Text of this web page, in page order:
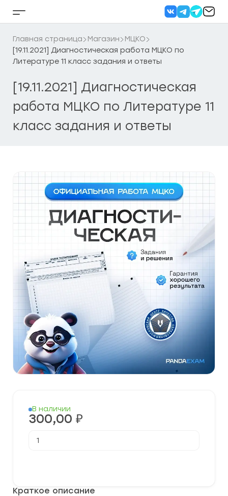
Кнопка
бокового
меню
Главная страница Магазин
МЦКО
[19.11.2021] Диагностическая работа МЦКО по
Литературе 11 класс задания и ответы
[19.11.2021] Диагностическая
работа МЦКО по Литературе 11
класс задания и ответы
Краткое описание
В наличии
300,00 ₽
товара
Литературе